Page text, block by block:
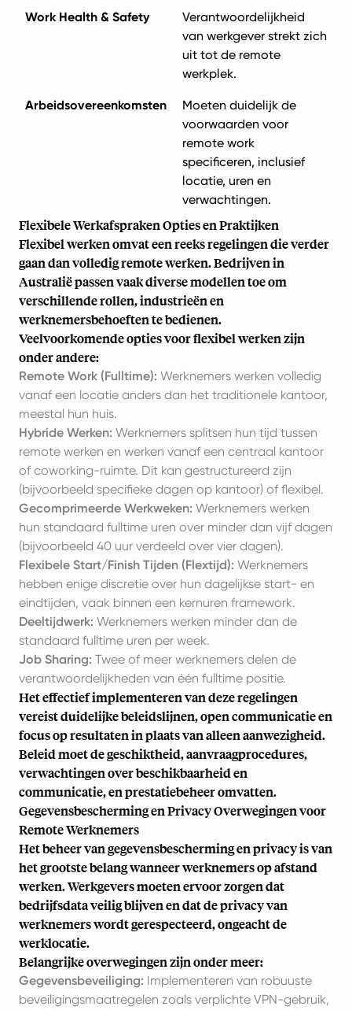
Work Health & Safety
Verantwoordelijkheid
van werkgever strekt zich
uit tot de remote
werkplek.
Arbeidsovereenkomsten
Moeten duidelijk de
voorwaarden voor
remote work
specificeren, inclusief
locatie, uren en
verwachtingen.
Flexibele Werkafspraken Opties en Praktijken
Flexibel werken omvat een reeks regelingen die verder
gaan dan volledig remote werken. Bedrijven in
Australië passen vaak diverse modellen toe om
verschillende rollen, industrieën en
werknemersbehoeften te bedienen.
Veelvoorkomende opties voor flexibel werken zijn
onder andere:
Remote Work (Fulltime): Werknemers werken volledig
vanaf een locatie anders dan het traditionele kantoor,
meestal hun huis.
Hybride Werken: Werknemers splitsen hun tijd tussen
remote werken en werken vanaf een centraal kantoor
of coworking-ruimte. Dit kan gestructureerd zijn
(bijvoorbeeld specifieke dagen op kantoor) of flexibel.
Gecomprimeerde Werkweken: Werknemers werken
hun standaard fulltime uren over minder dan vijf dagen
(bijvoorbeeld 40 uur verdeeld over vier dagen).
Flexibele Start/Finish Tijden (Flextijd): Werknemers
hebben enige discretie over hun dagelijkse start- en
eindtijden, vaak binnen een kernuren framework.
Deeltijdwerk: Werknemers werken minder dan de
standaard fulltime uren per week.
Job Sharing: Twee of meer werknemers delen de
verantwoordelijkheden van één fulltime positie.
Het effectief implementeren van deze regelingen
vereist duidelijke beleidslijnen, open communicatie en
focus op resultaten in plaats van alleen aanwezigheid.
Beleid moet de geschiktheid, aanvraagprocedures,
verwachtingen over beschikbaarheid en
communicatie, en prestatiebeheer omvatten.
Gegevensbescherming en Privacy Overwegingen voor
Remote Werknemers
Het beheer van gegevensbescherming en privacy is van
het grootste belang wanneer werknemers op afstand
werken. Werkgevers moeten ervoor zorgen dat
bedrijfsdata veilig blijven en dat de privacy van
werknemers wordt gerespecteerd, ongeacht de
werklocatie.
Belangrijke overwegingen zijn onder meer:
Gegevensbeveiliging: Implementeren van robuuste
beveiligingsmaatregelen zoals verplichte VPN-gebruik,